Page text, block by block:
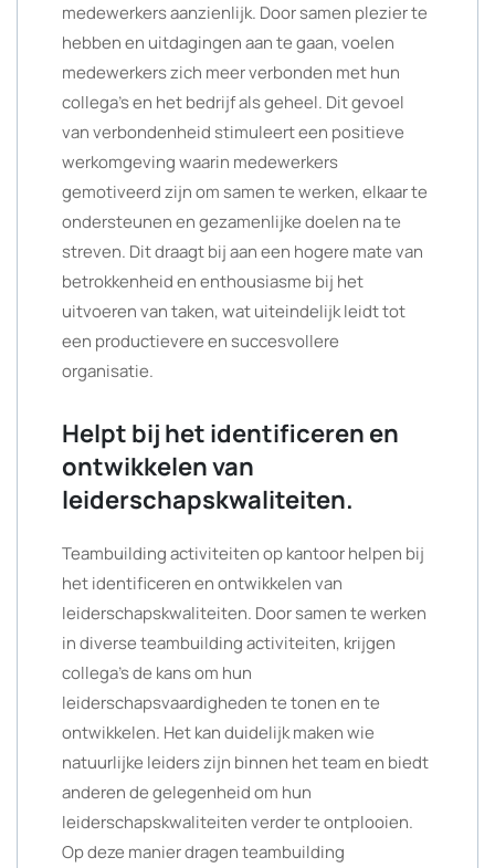
medewerkers aanzienlijk. Door samen plezier te
hebben en uitdagingen aan te gaan, voelen
medewerkers zich meer verbonden met hun
collega’s en het bedrijf als geheel. Dit gevoel
van verbondenheid stimuleert een positieve
werkomgeving waarin medewerkers
gemotiveerd zijn om samen te werken, elkaar te
ondersteunen en gezamenlijke doelen na te
streven. Dit draagt bij aan een hogere mate van
betrokkenheid en enthousiasme bij het
uitvoeren van taken, wat uiteindelijk leidt tot
een productievere en succesvollere
organisatie.
Helpt bij het identificeren en
ontwikkelen van
leiderschapskwaliteiten.
Teambuilding activiteiten op kantoor helpen bij
het identificeren en ontwikkelen van
leiderschapskwaliteiten. Door samen te werken
in diverse teambuilding activiteiten, krijgen
collega’s de kans om hun
leiderschapsvaardigheden te tonen en te
ontwikkelen. Het kan duidelijk maken wie
natuurlijke leiders zijn binnen het team en biedt
anderen de gelegenheid om hun
leiderschapskwaliteiten verder te ontplooien.
Op deze manier dragen teambuilding